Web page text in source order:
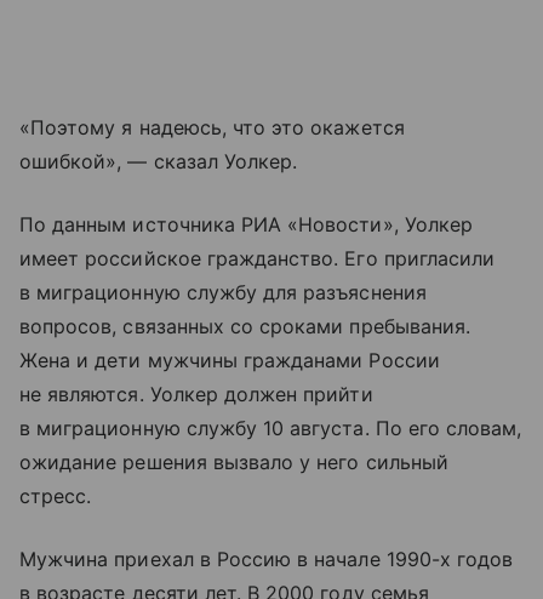
«Поэтому я надеюсь, что это окажется
ошибкой», — сказал Уолкер.
По данным источника РИА «Новости», Уолкер
имеет российское гражданство. Его пригласили
в миграционную службу для разъяснения
вопросов, связанных со сроками пребывания.
Жена и дети мужчины гражданами России
не являются. Уолкер должен прийти
в миграционную службу 10 августа. По его словам,
ожидание решения вызвало у него сильный
стресс.
Мужчина приехал в Россию в начале 1990-х годов
в возрасте десяти лет. В 2000 году семья